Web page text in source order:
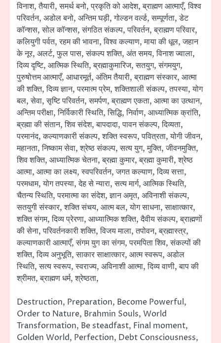
विनाश, तैयारी, समर्थ बनो, प्रकृति को आदेश, ब्राह्मण आत्माएँ, विश्व
परिवर्तन, अडोल बनो, अन्तिम घड़ी, गोल्डन वर्ल्ड, सम्पूर्णता, डेट
कॉन्शस, सोल कॉन्शस, संगठित संकल्प, परिवर्तन, ब्राह्मण परिवार,
कलियुगी पर्वत, रहम की भावना, विश्व कल्याण, माया की धूल, जहान
के नूर, अलर्ट, फुल पास, संकल्प शक्ति, अंत समय, विनाश ज्वाला,
दिव्य दृष्टि, आत्मिक स्थिति, ब्रह्माकुमारिज, सतयुग, संगमयुग,
पुरुषोत्तम आत्माएँ, आधारमूर्त, अंतिम तैयारी, ब्राह्मण संस्कार, आत्मा
की शक्ति, दिव्य ज्ञान, परमात्म प्रेम, शक्तिशाली संकल्प, तपस्या, योग
बल, सेवा, सृष्टि परिवर्तन, समर्पण, ब्राह्मण एकता, आत्मा का उत्थान,
अन्तिम परीक्षा, निर्विकारी स्थिति, सिद्धि, निर्वाण, आध्यात्मिक क्रांति,
ब्रह्मा की संतान, शिव संदेश, बापदादा, पावन संकल्प, दिव्यता,
परमानंद, कल्याणकारी संकल्प, शक्ति स्वरूप, पवित्रता, योगी जीवन,
महानता, निष्काम सेवा, श्रेष्ठ संकल्प, सत्य युग, मुक्ति, जीवनमुक्ति,
शिव शक्ति, आध्यात्मिक चेतना, ब्रह्मा कुमार, ब्रह्मा कुमारी, श्रेष्ठ
आत्मा, आत्मा का लक्ष्य, स्वपरिवर्तन, जगत कल्याण, दिव्य सत्ता,
परमधाम, योग तपस्या, देह से न्यारा, सत्य मार्ग, आत्मिक स्थिति,
चैतन्य स्थिति, परमात्मा का संदेश, ज्ञान अमृत, अविनाशी संकल्प,
सतयुगी संस्कार, शक्ति संचय, आत्म बल, योग साधना, साक्षात्कार,
शक्ति संगम, दिव्य प्रेरणा, आध्यात्मिक शक्ति, दैवीय संकल्प, ब्राह्मणों
की सेना, परिवर्तनकारी शक्ति, विजय माला, तपोवन, ब्रह्मास्त्र,
कल्याणकारी आत्माएँ, संगम युग का संगम, परमपिता शिव, संकल्पों की
शक्ति, दिव्य अनुभूति, साकार साक्षात्कार, आत्म स्वरूप, अडोल
स्थिति, सत्य स्वरूप, स्वराज्य, अविनाशी आत्मा, दिव्य वाणी, बाप की
श्रीमत, ब्राह्मण धर्म, श्रेष्ठता,
Destruction, Preparation, Become Powerful,
Order to Nature, Brahmin Souls, World
Transformation, Be steadfast, Final moment,
Golden World, Perfection, Debt Consciousness,